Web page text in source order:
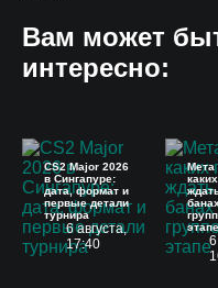
Вам может
интересно:
CS2 Major 2026
в Сингапуре:
дата, формат и
первые детали
турнира
6 августа,
17:40
Мета
этапе